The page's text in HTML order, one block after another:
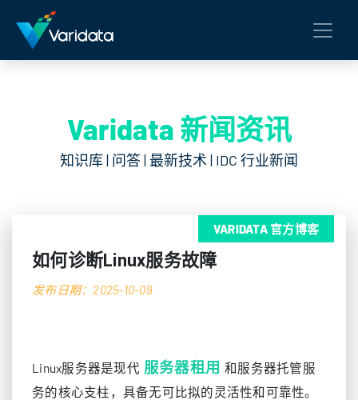
Varidata 新闻资讯
知识库 | 问答 | 最新技术 | IDC 行业新闻
VARIDATA 官方博客
如何诊断Linux服务故障
发布日期：2025-10-09
Linux服务器是现代 服务器租用 和服务器托管服
务的核心支柱，具备无可比拟的灵活性和可靠性。